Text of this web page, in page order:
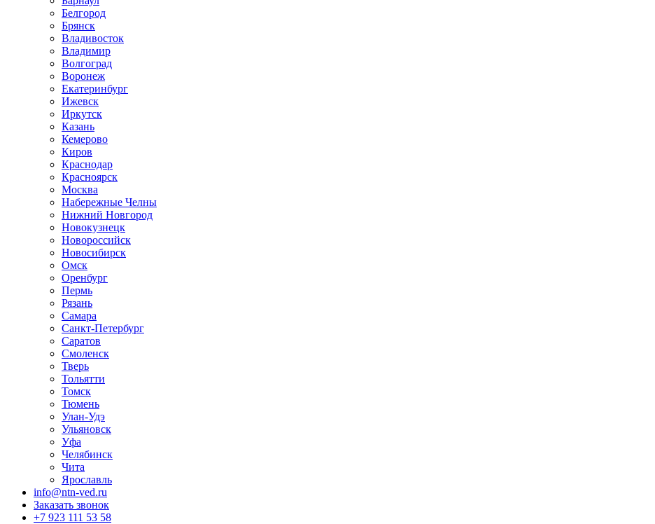
Белгород
Брянск
Владивосток
Владимир
Волгоград
Воронеж
Екатеринбург
Ижевск
Иркутск
Казань
Кемерово
Киров
Краснодар
Красноярск
Москва
Набережные Челны
Нижний Новгород
Новокузнецк
Новороссийск
Новосибирск
Омск
Оренбург
Пермь
Рязань
Самара
Санкт-Петербург
Саратов
Смоленск
Тверь
Тольятти
Томск
Тюмень
Улан-Удэ
Ульяновск
Уфа
Челябинск
Чита
Ярославль
info@ntn-ved.ru
Заказать звонок
+7 923 111 53 58